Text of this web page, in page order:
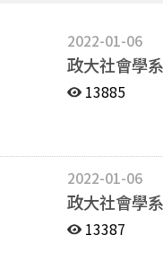
2022-01-06
政大社會學
13885
2022-01-06
政大社會學
13387